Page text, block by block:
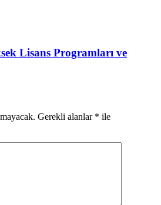
Lisans Programları ve
Gerekli alanlar * ile